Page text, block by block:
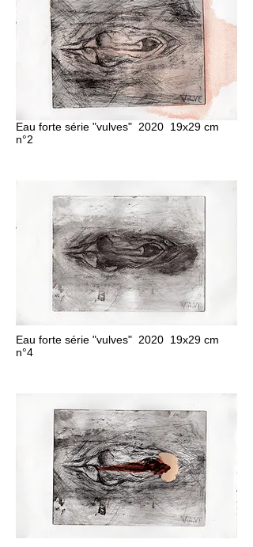
Eau forte série "vulves" 2020 19x29 cm
n°2
Eau forte série "vulves" 2020 19x29 cm
n°4